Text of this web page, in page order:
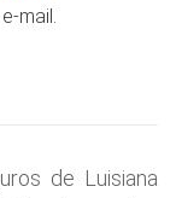
mail.
de Luisiana